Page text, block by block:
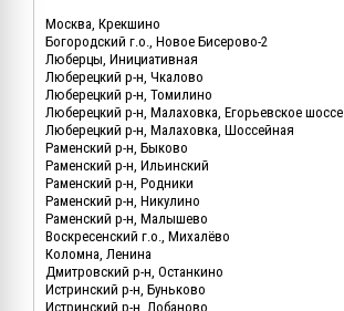
Москва, Крекшино
Богородский г.о., Новое Бисерово-2
Люберцы, Инициативная
Люберецкий р-н, Чкалово
Люберецкий р-н, Томилино
Люберецкий р-н, Малаховка, Егорьевское шоссе
Люберецкий р-н, Малаховка, Шоссейная
Раменский р-н, Быково
Раменский р-н, Ильинский
Раменский р-н, Родники
Раменский р-н, Никулино
Раменский р-н, Малышево
Воскресенский г.о., Михалёво
Коломна, Ленина
Дмитровский р-н, Останкино
Истринский р-н, Буньково
Истринский р-н, Лобаново